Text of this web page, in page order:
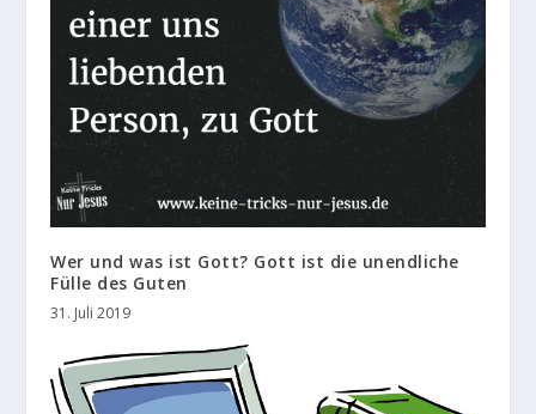
Wer und was ist Gott? Gott ist die unendliche
Fülle des Guten
31. Juli 2019